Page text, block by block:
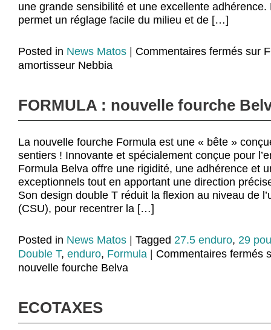
une grande sensibilité et une excellente
permet un réglage facile du milieu et de […]
Posted in News Matos Commentaires fermés sur
amortisseur Nebbia
FORMULA : nouvelle fourche
La nouvelle fourche Formula est une « bête »
sentiers ! Innovante et spécialement conçue pour
Formula Belva offre une rigidité, une adhérence et
exceptionnels tout en apportant une direction
Son design double T réduit la flexion au niveau de
(CSU), pour recentrer la […]
Posted in News Matos Tagged 27.5 enduro, 29
Double T, enduro, Formula Commentaires fermés
nouvelle fourche Belva
ECOTAXES